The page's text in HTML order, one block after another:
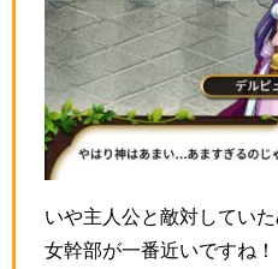
いや主人公と敵対してい
女幹部が一番近いですね！